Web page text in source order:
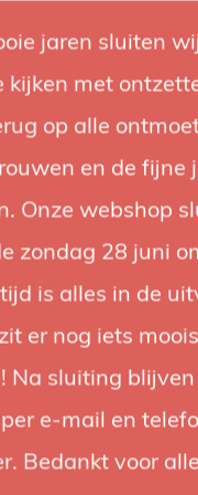
jaren sluiten
kijken met
op alle
en de fijne
Onze webshop
zondag 28 juni
is alles in de
er nog iets
Na sluiting
e-mail en
Bedankt voor
trusted shops
met
FILTER